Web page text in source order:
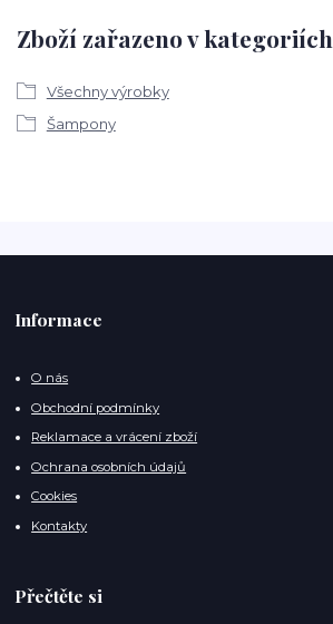
Zboží zařazeno v kategoriích
Všechny výrobky
Šampony
Informace
O nás
Obchodní podmínky
Reklamace a vrácení zboží
Ochrana osobních údajů
Cookies
Kontakty
Přečtěte si